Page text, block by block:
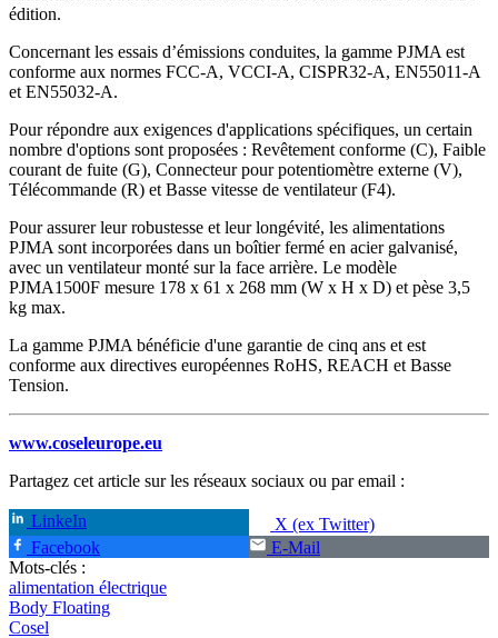
édition.
Concernant les essais d’émissions conduites, la gamme PJMA est
conforme aux normes FCC-A, VCCI-A, CISPR32-A, EN55011-A
et EN55032-A.
Pour répondre aux exigences d'applications spécifiques, un certain
nombre d'options sont proposées : Revêtement conforme (C), Faible
courant de fuite (G), Connecteur pour potentiomètre externe (V),
Télécommande (R) et Basse vitesse de ventilateur (F4).
Pour assurer leur robustesse et leur longévité, les alimentations
PJMA sont incorporées dans un boîtier fermé en acier galvanisé,
avec un ventilateur monté sur la face arrière. Le modèle
PJMA1500F mesure 178 x 61 x 268 mm (W x H x D) et pèse 3,5
kg max.
La gamme PJMA bénéficie d'une garantie de cinq ans et est
conforme aux directives européennes RoHS, REACH et Basse
Tension.
www.coseleurope.eu
Partagez cet article sur les réseaux sociaux ou par email :
LinkeIn
X (ex Twitter)
Facebook
E-Mail
Mots-clés :
alimentation électrique
Body Floating
Cosel